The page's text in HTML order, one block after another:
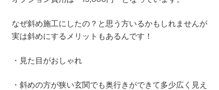
なぜ斜め施工にしたの？と思う方いるかもしれませんが
実は斜めにするメリットもあるんです！
・見た目がおしゃれ
・斜めの方が狭い玄関でも奥行きができて多少広く見え